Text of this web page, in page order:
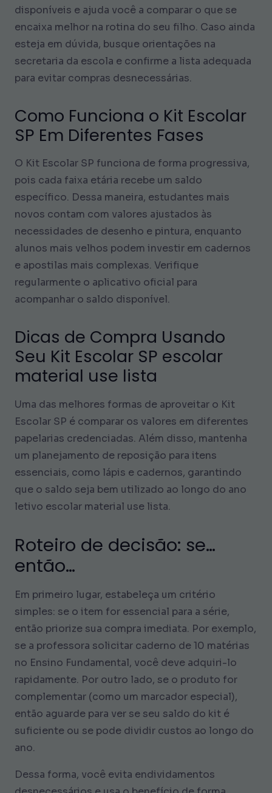
disponíveis e ajuda você a comparar o que se
encaixa melhor na rotina do seu filho. Caso ainda
esteja em dúvida, busque orientações na
secretaria da escola e confirme a lista adequada
para evitar compras desnecessárias.
Como Funciona o Kit Escolar
SP Em Diferentes Fases
O Kit Escolar SP funciona de forma progressiva,
pois cada faixa etária recebe um saldo
específico. Dessa maneira, estudantes mais
novos contam com valores ajustados às
necessidades de desenho e pintura, enquanto
alunos mais velhos podem investir em cadernos
e apostilas mais complexas. Verifique
regularmente o aplicativo oficial para
acompanhar o saldo disponível.
Dicas de Compra Usando
Seu Kit Escolar SP escolar
material use lista
Uma das melhores formas de aproveitar o Kit
Escolar SP é comparar os valores em diferentes
papelarias credenciadas. Além disso, mantenha
um planejamento de reposição para itens
essenciais, como lápis e cadernos, garantindo
que o saldo seja bem utilizado ao longo do ano
letivo escolar material use lista.
Roteiro de decisão: se…
então…
Em primeiro lugar, estabeleça um critério
simples: se o item for essencial para a série,
então priorize sua compra imediata. Por exemplo,
se a professora solicitar caderno de 10 matérias
no Ensino Fundamental, você deve adquiri-lo
rapidamente. Por outro lado, se o produto for
complementar (como um marcador especial),
então aguarde para ver se seu saldo do kit é
suficiente ou se pode dividir custos ao longo do
ano.
Dessa forma, você evita endividamentos